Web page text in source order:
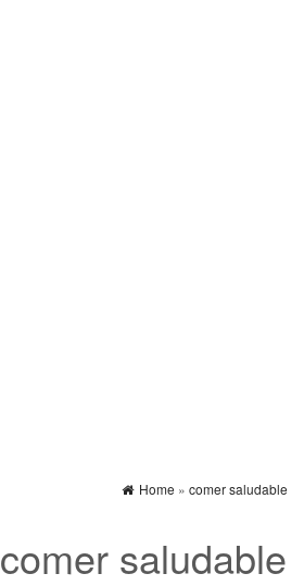
Home » comer saludable
comer saludable